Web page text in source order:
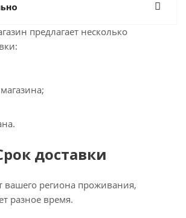
предлагает несколько
доставки
вашего региона проживания,
разное время.